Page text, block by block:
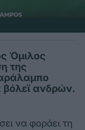
Όμιλος
της
βόλεϊ ανδρών.
να φοράει τη